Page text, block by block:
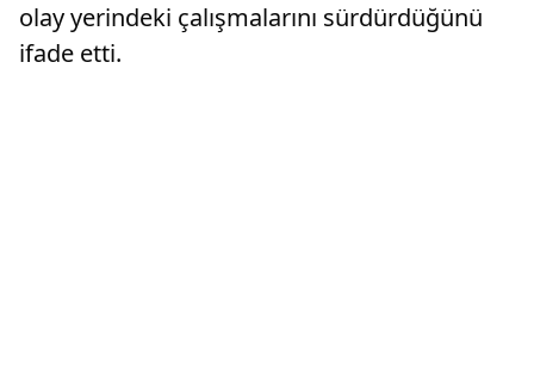
olay yerindeki çalışmalarını sürdürdüğünü
ifade etti.